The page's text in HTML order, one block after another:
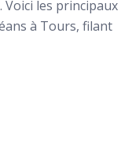
Voici les principaux
à Tours, filant